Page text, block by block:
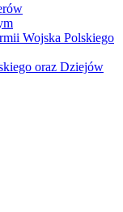
Wojska Polskiego
oraz Dziejów